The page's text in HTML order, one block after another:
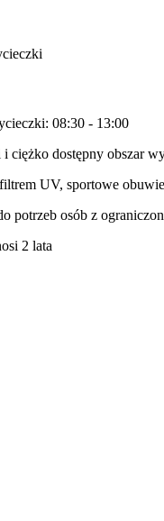
08:30 - 13:00
ciężko dostępny obszar
UV, sportowe obuwie
potrzeb osób z
2 lata